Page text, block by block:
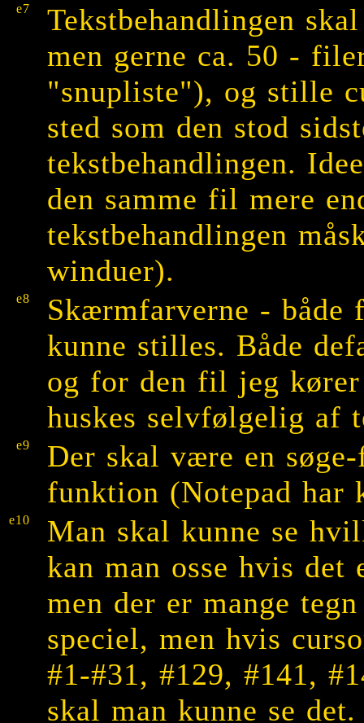
e7
Tekstbehandlingen
men gerne ca. 50 -
"snupliste"), og stille
sted som den stod
tekstbehandlingen.
den samme fil mere
tekstbehandlingen
winduer).
e8
Skærmfarverne - både
kunne stilles. Både
og for den fil jeg
huskes selvfølgelig af
e9
Der skal være en
funktion (Notepad har
e10
Man skal kunne se
kan man osse hvis
men der er mange
speciel, men hvis
#1-#31, #129, #141,
skal man kunne se